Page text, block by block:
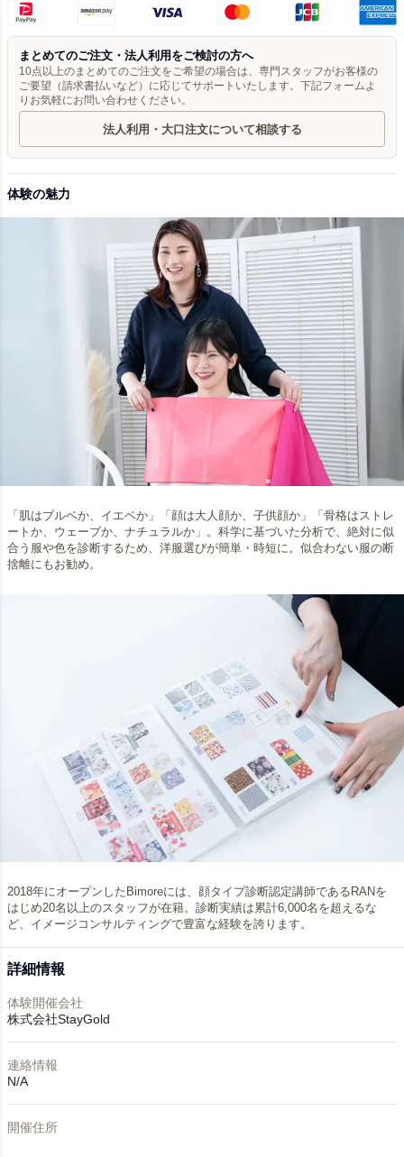
まとめてのご注文・法人利用をご検討の方へ
10点以上のまとめてのご注文をご希望の場合は、専門スタッフがお客様の
ご要望（請求書払いなど）に応じてサポートいたします。下記フォームよ
りお気軽にお問い合わせください。
法人利用・大口注文について相談する
体験の魅力
「肌はブルベか、イエベか」「顔は大人顔か、子供顔か」「骨格はストレ
ートか、ウェーブか、ナチュラルか」。科学に基づいた分析で、絶対に似
合う服や色を診断するため、洋服選びが簡単・時短に。似合わない服の断
捨離にもお勧め。
2018年にオープンしたBimoreには、顔タイプ診断認定講師であるRANを
はじめ20名以上のスタッフが在籍。診断実績は累計6,000名を超えるな
ど、イメージコンサルティングで豊富な経験を誇ります。
詳細情報
体験開催会社
株式会社StayGold
連絡情報
N/A
開催住所